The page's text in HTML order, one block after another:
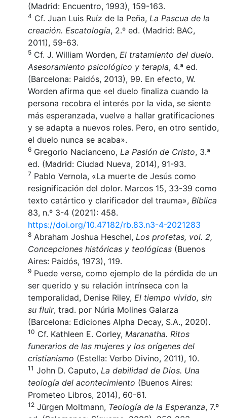
(Madrid: Encuentro, 1993), 159-163.
4 Cf. Juan Luis Ruíz de la Peña, La Pascua de la
creación. Escatología, 2.º ed. (Madrid: BAC,
2011), 59-63.
5 Cf. J. William Worden, El tratamiento del duelo.
Asesoramiento psicológico y terapia, 4.ª ed.
(Barcelona: Paidós, 2013), 99. En efecto, W.
Worden afirma que «el duelo finaliza cuando la
persona recobra el interés por la vida, se siente
más esperanzada, vuelve a hallar gratificaciones
y se adapta a nuevos roles. Pero, en otro sentido,
el duelo nunca se acaba».
6 Gregorio Nacianceno, La Pasión de Cristo, 3.ª
ed. (Madrid: Ciudad Nueva, 2014), 91-93.
7 Pablo Vernola, «La muerte de Jesús como
resignificación del dolor. Marcos 15, 33-39 como
texto catártico y clarificador del trauma», Bíblica
83, n.º 3-4 (2021): 458.
https://doi.org/10.47182/rb.83.n3-4-2021283
8 Abraham Joshua Heschel, Los profetas, vol. 2,
Concepciones históricas y teológicas (Buenos
Aires: Paidós, 1973), 119.
9 Puede verse, como ejemplo de la pérdida de un
ser querido y su relación intrínseca con la
temporalidad, Denise Riley, El tiempo vivido, sin
su fluir, trad. por Núria Molines Galarza
(Barcelona: Ediciones Alpha Decay, S.A., 2020).
10 Cf. Kathleen E. Corley, Maranatha. Ritos
funerarios de las mujeres y los orígenes del
cristianismo (Estella: Verbo Divino, 2011), 10.
11 John D. Caputo, La debilidad de Dios. Una
teología del acontecimiento (Buenos Aires:
Prometeo Libros, 2014), 60-61.
12 Jürgen Moltmann, Teología de la Esperanza, 7.º